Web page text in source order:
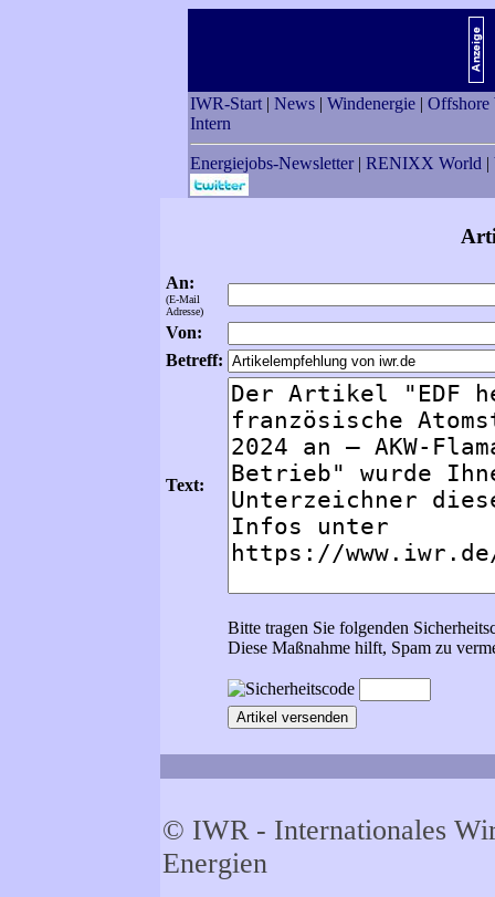
IWR-Start | News | Windenergie | Offshore
Intern
Energiejobs-Newsletter| RENIXX World |
An:
(E-Mail
Adresse)
Von:
Betreff:
Text:
Bitte tragen Sie folgenden
Diese Maßnahme hilft, Spam zu
© IWR - Internationales
Energien